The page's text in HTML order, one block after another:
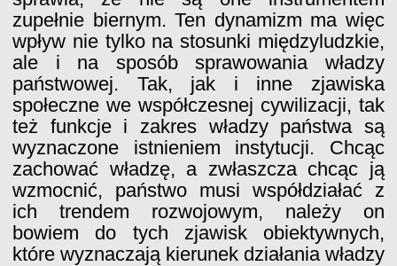
zupełnie biernym. Ten dynamizm ma więc
wpływ nie tylko na stosunki międzyludzkie,
ale i na sposób sprawowania władzy
państwowej. Tak, jak i inne zjawiska
społeczne we współczesnej cywilizacji, tak
też funkcje i zakres władzy państwa są
wyznaczone istnieniem instytucji. Chcąc
zachować władzę, a zwłaszcza chcąc ją
wzmocnić, państwo musi współdziałać z
ich trendem rozwojowym, należy on
bowiem do tych zjawisk obiektywnych,
które wyznaczają kierunek działania władzy